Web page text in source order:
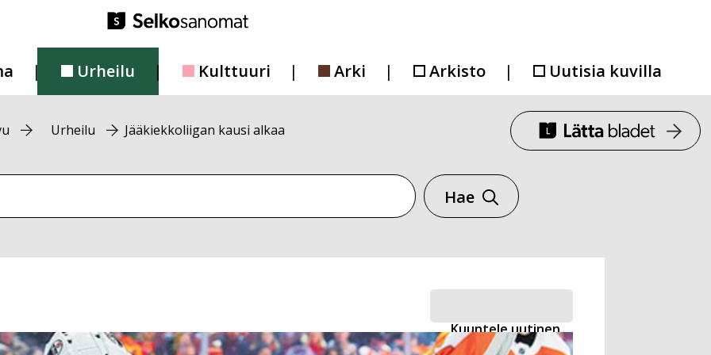
Urheilu Kulttuuri Arki Arkisto Uutisia kuvilla
Urheilu Jääkiekkoliigan kausi alkaa
Hae
Kuuntele uutinen